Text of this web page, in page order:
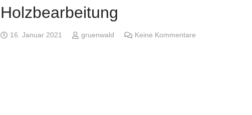
Holzbearbeitung
16. Januar 2021 gruenwald Keine Kommentare